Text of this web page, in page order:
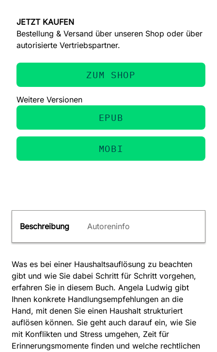
JETZT KAUFEN
Bestellung & Versand über unseren Shop oder über
autorisierte Vertriebspartner.
ZUM SHOP
Weitere Versionen
EPUB
MOBI
Beschreibung Autoreninfo
Was es bei einer Haushaltsauflösung zu beachten
gibt und wie Sie dabei Schritt für Schritt vorgehen,
erfahren Sie in diesem Buch. Angela Ludwig gibt
Ihnen konkrete Handlungsempfehlungen an die
Hand, mit denen Sie einen Haushalt strukturiert
auflösen können. Sie geht auch darauf ein, wie Sie
mit Konflikten und Stress umgehen, Zeit für
Erinnerungsmomente finden und welche rechtlichen